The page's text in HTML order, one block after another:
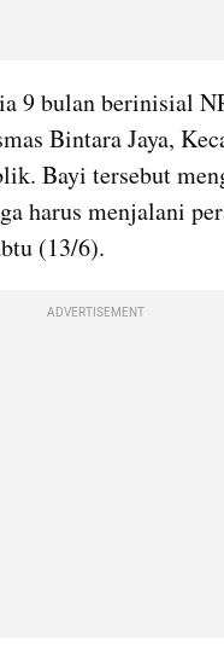
Bintara Jaya,
Bayi tersebut
harus menjalani
(13/6).
ADVERTISEMENT